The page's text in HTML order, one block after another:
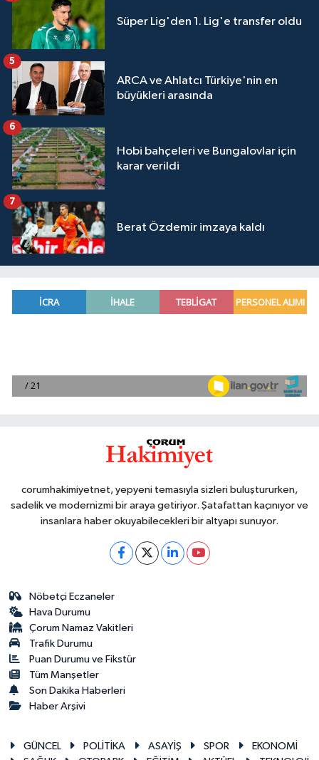
Süper Lig'den 1. Lig'e transfer oldu
ARCA ve Ahlatcı Türkiye'nin en
büyükleri arasında
5
Hobi bahçeleri ve Bungalovlar için
karar verildi
6
Berat Özdemir imzaya kaldı
7
corumhakimiyetnet, yepyeni temasıyla sizleri buluştururken,
sadelik ve modernizmi bir araya getiriyor. Şatafattan kaçınıyor ve
insanlara haber okuyabilecekleri bir altyapı sunuyor.
Nöbetçi Eczaneler
Hava Durumu
Çorum Namaz Vakitleri
Trafik Durumu
Puan Durumu ve Fikstür
Tüm Manşetler
Son Dakika Haberleri
Haber Arşivi
GÜNCEL POLİTİKA ASAYİŞ SPOR
EKONOMİ